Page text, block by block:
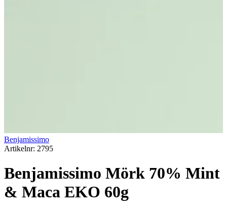
Benjamissimo
Artikelnr: 2795
Benjamissimo Mörk 70% Mint
& Maca EKO 60g